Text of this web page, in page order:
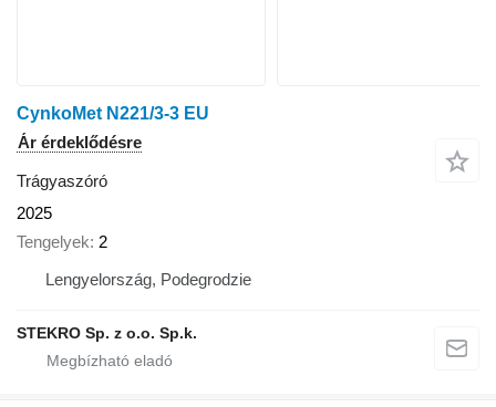
CynkoMet N221/3-3 EU
Ár érdeklődésre
Trágyaszóró
2025
Tengelyek 2
Lengyelország, Podegrodzie
STEKRO Sp. z o.o. Sp.k.